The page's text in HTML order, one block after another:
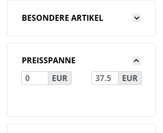
BESONDERE ARTIKEL
PREISSPANNE
EUR
EUR